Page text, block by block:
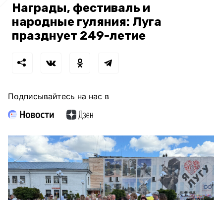
Награды, фестиваль и
народные гуляния: Луга
празднует 249-летие
Подписывайтесь на нас в